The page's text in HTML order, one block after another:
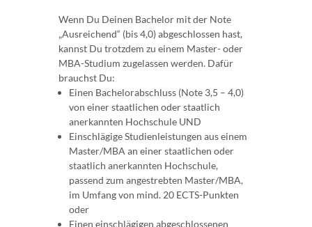
Wenn Du Deinen Bachelor mit der Note
„Ausreichend“ (bis 4,0) abgeschlossen hast,
kannst Du trotzdem zu einem Master- oder
MBA-Studium zugelassen werden. Dafür
brauchst Du:
Einen Bachelorabschluss (Note 3,5 – 4,0)
von einer staatlichen oder staatlich
anerkannten Hochschule UND
Einschlägige Studienleistungen aus einem
Master/MBA an einer staatlichen oder
staatlich anerkannten Hochschule,
passend zum angestrebten Master/MBA,
im Umfang von mind. 20 ECTS-Punkten
oder
Einen einschlägigen abgeschlossenen